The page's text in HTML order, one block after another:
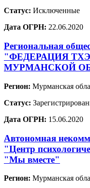
Статус: Исключенные
Дата ОГРН: 22.06.2020
Региональная
"ФЕДЕРАЦИЯ
МУРМАНСКОЙ
Регион: Мурманская
Статус:
Дата ОГРН: 15.06.2020
Автономная
"Центр
"Мы вместе"
Регион: Мурманская